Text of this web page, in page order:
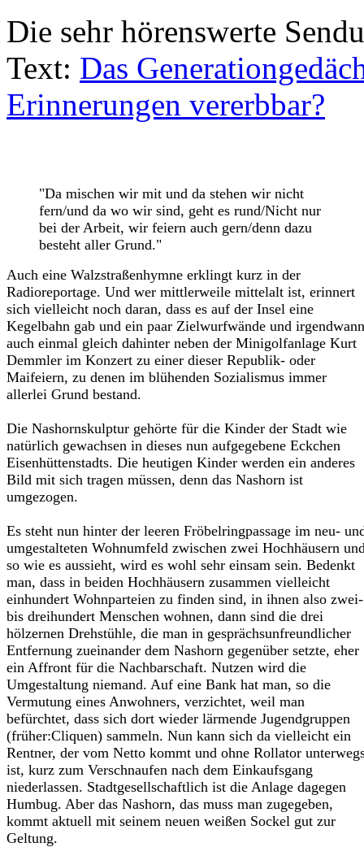
Die sehr hörenswerte
Text: Das
Erinnerungen vererbbar?
"Da mischen wir mit und da stehen wir nicht
fern/und da wo wir sind, geht es rund/Nicht nur
bei der Arbeit, wir feiern auch gern/denn dazu
besteht aller Grund."
Auch eine Walzstraßenhymne erklingt kurz in der
Radioreportage. Und wer mittlerweile mittelalt ist, erinnert
sich vielleicht noch daran, dass es auf der Insel eine
Kegelbahn gab und ein paar Zielwurfwände und irgendwann
auch einmal gleich dahinter neben der Minigolfanlage Kurt
Demmler im Konzert zu einer dieser Republik- oder
Maifeiern, zu denen im blühenden Sozialismus immer
allerlei Grund bestand.
Die Nashornskulptur gehörte für die Kinder der Stadt wie
natürlich gewachsen in dieses nun aufgegebene Eckchen
Eisenhüttenstadts. Die heutigen Kinder werden ein anderes
Bild mit sich tragen müssen, denn das Nashorn ist
umgezogen.
Es steht nun hinter der leeren Fröbelringpassage im neu-
umgestalteten Wohnumfeld zwischen zwei Hochhäusern
so wie es aussieht, wird es wohl sehr einsam sein. Bedenkt
man, dass in beiden Hochhäusern zusammen vielleicht
einhundert Wohnparteien zu finden sind, in ihnen also zwei-
bis dreihundert Menschen wohnen, dann sind die drei
hölzernen Drehstühle, die man in gesprächsunfreundlicher
Entfernung zueinander dem Nashorn gegenüber setzte, eher
ein Affront für die Nachbarschaft. Nutzen wird die
Umgestaltung niemand. Auf eine Bank hat man, so die
Vermutung eines Anwohners, verzichtet, weil man
befürchtet, dass sich dort wieder lärmende Jugendgruppen
(früher:Cliquen) sammeln. Nun kann sich da vielleicht ein
Rentner, der vom Netto kommt und ohne Rollator
ist, kurz zum Verschnaufen nach dem Einkaufsgang
niederlassen. Stadtgesellschaftlich ist die Anlage dagegen
Humbug. Aber das Nashorn, das muss man zugegeben,
kommt aktuell mit seinem neuen weißen Sockel gut zur
Geltung.